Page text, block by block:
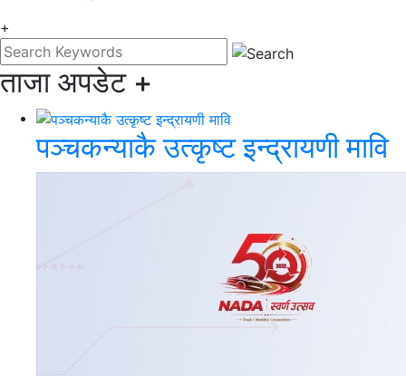
+
ताजा अपडेट +
पञ्चकन्याकै उत्कृष्ट इन्द्रायणी मावि